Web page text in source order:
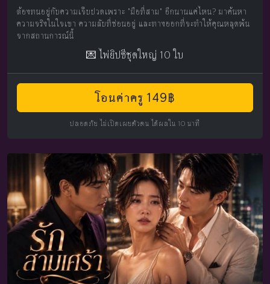
ต้องทนอยู่กับความเจ็บปวดเพราะ "มือที่สาม" อีกนานแค่ไหน? มาค้นหา
ความจริงในใจเขา ความลับที่ซ่อนอยู่ และทางออกที่จะทำให้คุณหลุดพ้น
จากสถานการณ์นี้
💌 ไพ่ยิปซีชุดใหญ่ 10 ใบ
โอนค่าครู 149฿
ปลอดภัย ไม่เปิดเผยตัวตน ได้ผลใน 10 นาที